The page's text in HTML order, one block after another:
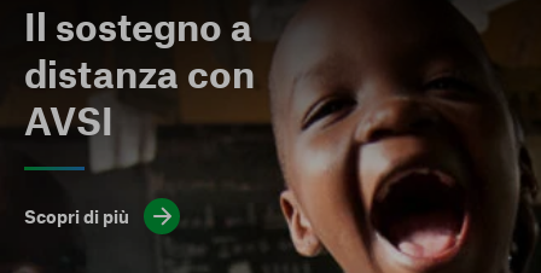
Il sostegno a
distanza con
AVSI
Scopri di più